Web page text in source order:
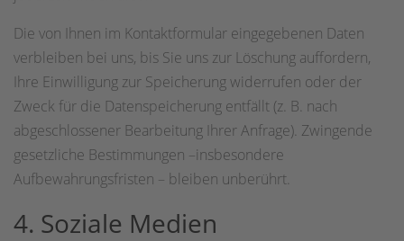
Die von Ihnen im Kontaktformular eingegebenen Daten
verbleiben bei uns, bis Sie uns zur Löschung auffordern,
Ihre Einwilligung zur Speicherung widerrufen oder der
Zweck für die Datenspeicherung entfällt (z. B. nach
abgeschlossener Bearbeitung Ihrer Anfrage). Zwingende
gesetzliche Bestimmungen –insbesondere
Aufbewahrungsfristen – bleiben unberührt.
4. Soziale Medien